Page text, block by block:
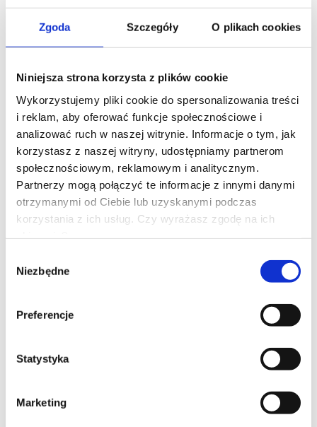
Zgoda Szczegóły O plikach cookies
Niniejsza strona korzysta z plików cookie
Wykorzystujemy pliki cookie do spersonalizowania treści
i reklam, aby oferować funkcje społecznościowe i
analizować ruch w naszej witrynie. Informacje o tym, jak
korzystasz z naszej witryny, udostępniamy partnerom
społecznościowym, reklamowym i analitycznym.
Partnerzy mogą połączyć te informacje z innymi danymi
otrzymanymi od Ciebie lub uzyskanymi podczas
korzystania z ich usług. Czy wyrażasz zgodę na ich
zgody
Niezbędne
Preferencje
Statystyka
Marketing
Promocja
Nowość
Bestseller
Siatka ochronna PE 3 mm (kolor) oko 100